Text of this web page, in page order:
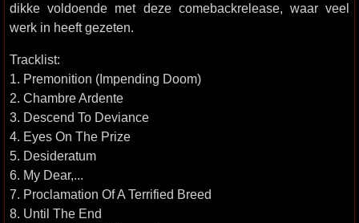
dikke voldoende met deze comebackrelease, waar veel
werk in heeft gezeten.
Tracklist:
1. Premonition (Impending Doom)
2. Chambre Ardente
3. Descend To Deviance
4. Eyes On The Prize
5. Desideratum
6. My Dear,...
7. Proclamation Of A Terrified Breed
8. Until The End